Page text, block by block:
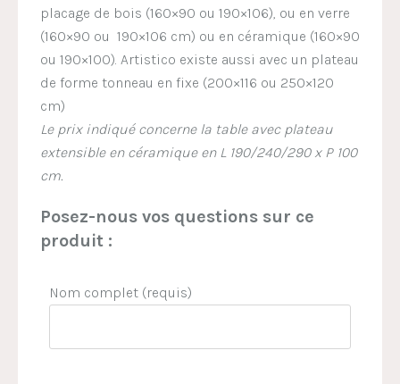
placage de bois (160×90 ou 190×106), ou en verre
(160×90 ou 190×106 cm) ou en céramique (160×90
ou 190×100). Artistico existe aussi avec un plateau
de forme tonneau en fixe (200×116 ou 250×120
cm)
Le prix indiqué concerne la table avec plateau
extensible en céramique en L 190/240/290 x P 100
cm.
Posez-nous vos questions sur ce
produit :
Nom complet (requis)